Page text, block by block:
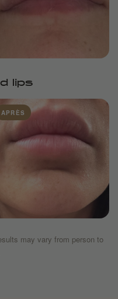
lips
APRÈS
may vary from person to